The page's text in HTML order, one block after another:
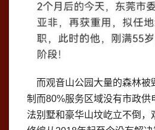
而观音山公园大量的森林被
制而80%服务区域没有市政供
法别墅和豪华山坟屹立不倒，